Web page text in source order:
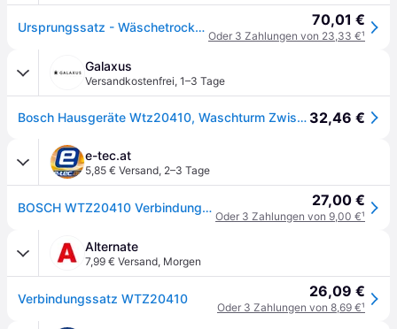
Ursprungssatz - Wäschetrockner - BOSCH, NEFF, SIEMENS, CONSTRUCTA (44099) 70,01 €
Oder 3 Zahlungen von 23,33 €¹
Galaxus
Versandkostenfrei, 1–3 Tage
Bosch Hausgeräte Wtz20410, Waschturm Zwischenbausatz, Weiss 32,46 €
e-tec.at
5,85 € Versand, 2–3 Tage
BOSCH WTZ20410 Verbindungssatz 27,00 €
Oder 3 Zahlungen von 9,00 €¹
Alternate
7,99 € Versand, Morgen
Verbindungssatz WTZ20410 26,09 €
Oder 3 Zahlungen von 8,69 €¹